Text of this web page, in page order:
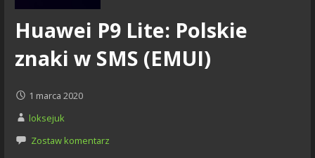
Huawei P9 Lite: Polskie
znaki w SMS (EMUI)
1 marca 2020
loksejuk
Zostaw komentarz